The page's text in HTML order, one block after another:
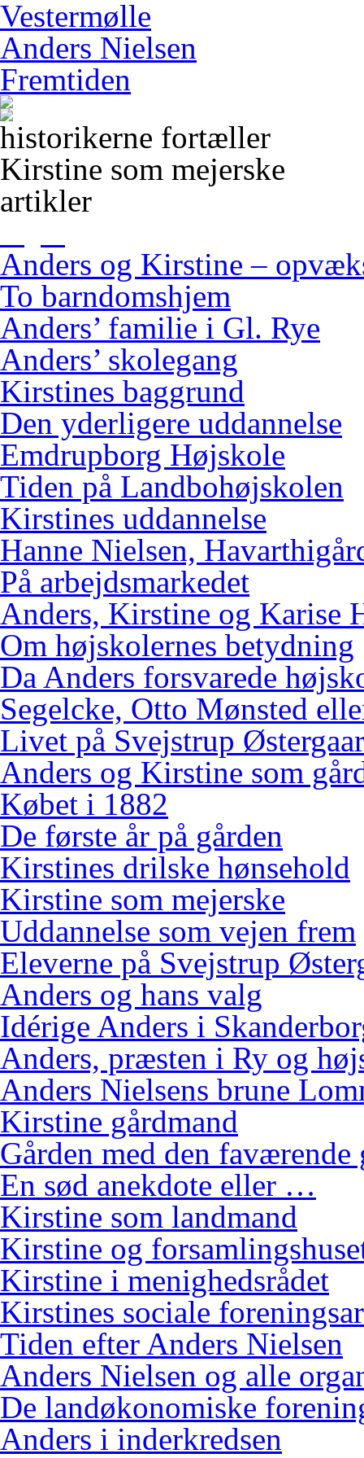
Vestermølle
Anders Nielsen
Fremtiden
historikerne fortæller
Kirstine som mejerske
artikler
Anders og Kirstine –
To barndomshjem
Anders’ familie i Gl. Rye
Anders’ skolegang
Kirstines baggrund
Den yderligere uddannelse
Emdrupborg Højskole
Tiden på Landbohøjskolen
Kirstines uddannelse
Hanne Nielsen,
På arbejdsmarkedet
Anders, Kirstine og Karise
Om højskolernes betydning
Da Anders forsvarede
Segelcke, Otto Mønsted
Livet på Svejstrup
Anders og Kirstine som
Købet i 1882
De første år på gården
Kirstines drilske hønsehold
Kirstine som mejerske
Uddannelse som vejen frem
Eleverne på Svejstrup
Anders og hans valg
Idérige Anders i
Anders, præsten i Ry og
Anders Nielsens brune
Kirstine gårdmand
Gården med den faværende
En sød anekdote eller …
Kirstine som landmand
Kirstine og
Kirstine i menighedsrådet
Kirstines sociale
Tiden efter Anders Nielsen
Anders Nielsen og alle
De landøkonomiske
Anders i inderkredsen